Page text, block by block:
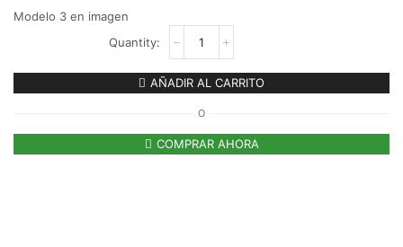
Modelo 3 en imagen
AÑADIR AL CARRITO
O
COMPRAR AHORA